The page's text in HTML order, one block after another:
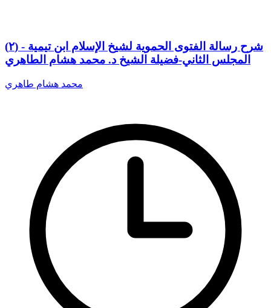
(٢) شرح رسالة الفتوى الحموية لشيخ الإسلام ابن تيمية -
المجلس الثاني-فضيلة الشيخ د. محمد هشام الطاهري
محمد هشام طاهري